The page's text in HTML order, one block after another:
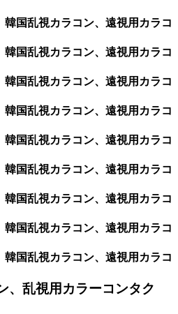
国乱視カラコン、遠視用カラコ
国乱視カラコン、遠視用カラコ
国乱視カラコン、遠視用カラコ
国乱視カラコン、遠視用カラコ
国乱視カラコン、遠視用カラコ
国乱視カラコン、遠視用カラコ
国乱視カラコン、遠視用カラコ
国乱視カラコン、遠視用カラコ
国乱視カラコン、遠視用カラコ
、乱視用カラーコンタク